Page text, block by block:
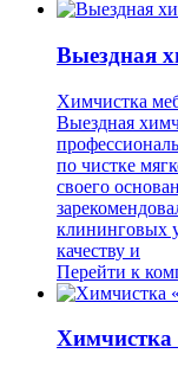
Выездная
Химчистка
Выездная
по чистке
своего
клининговых
качеству и
Перейти к